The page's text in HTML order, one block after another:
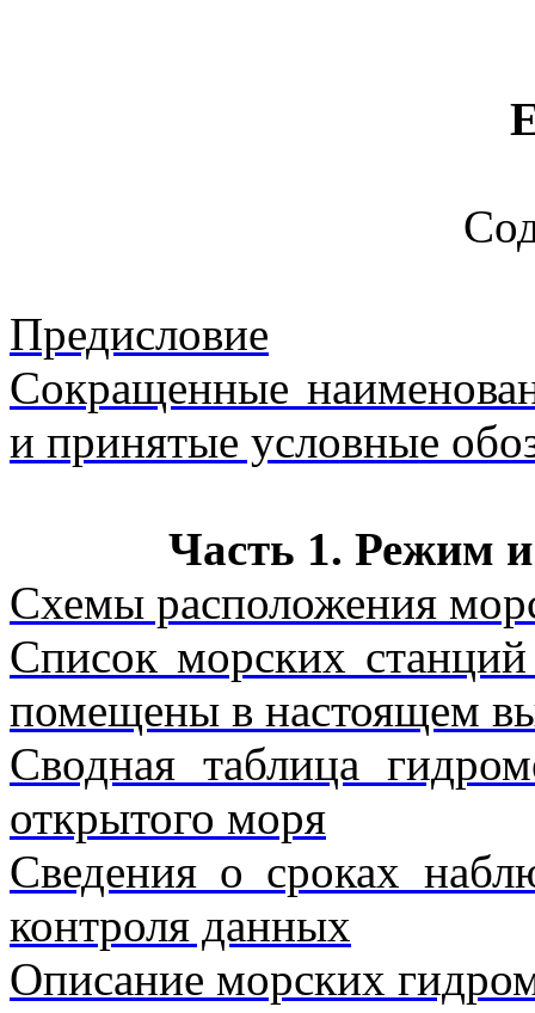
Предисловие
Сокращенные
и принятые условные
Часть 1. Режим и
Схемы расположения
Список морских
помещены в настоящем
Сводная таблица
открытого моря
Сведения о сроках
контроля данных
Описание морских